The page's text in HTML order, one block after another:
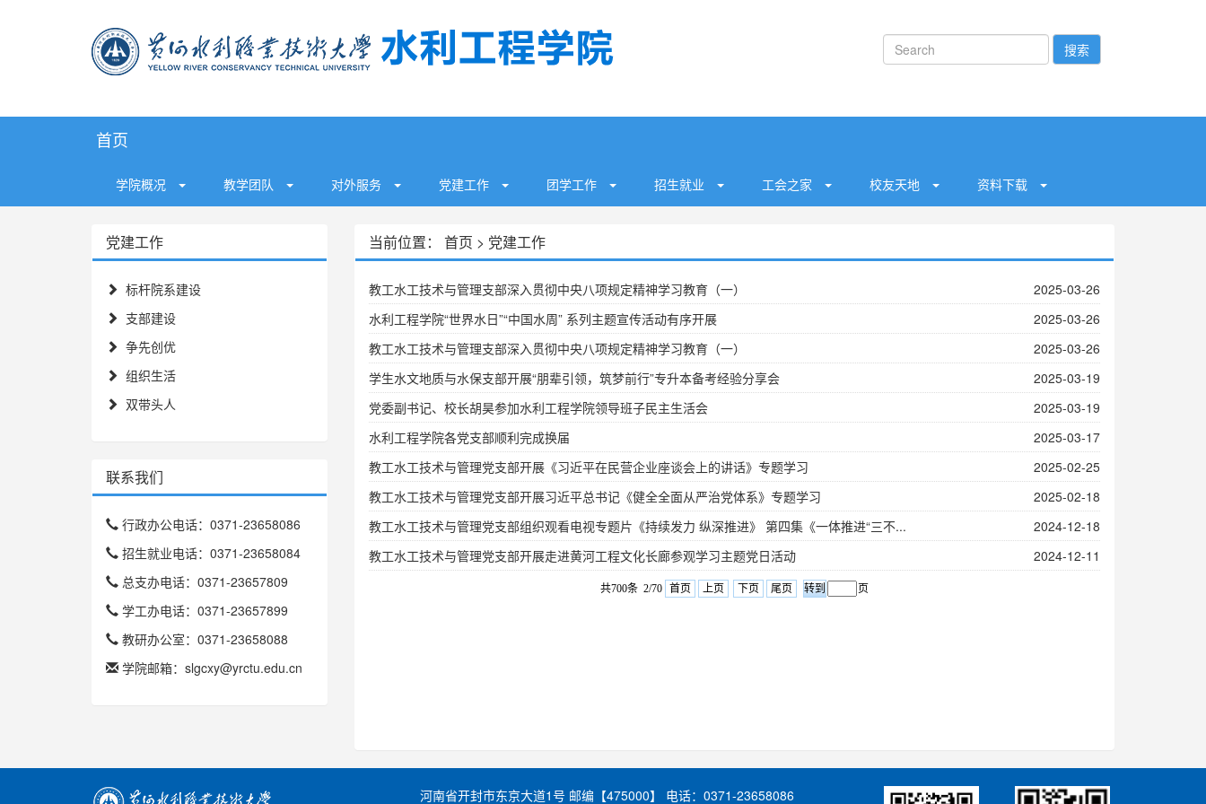
搜索
首页
学院概况 教学团队 对外服务 党建工作 团学工作 招生就业 工会之家 校友天地 资料下载
党建工作
标杆院系建设
支部建设
争先创优
组织生活
双带头人
联系我们
行政办公电话：0371-23658086
招生就业电话：0371-23658084
总支办电话：0371-23657809
学工办电话：0371-23657899
教研办公室：0371-23658088
学院邮箱：slgcxy@yrctu.edu.cn
当前位置： 首页 > 党建工作
教工水工技术与管理支部深入贯彻中央八项规定精神学习教育（一）
2025-03-26
水利工程学院“世界水日”“中国水周” 系列主题宣传活动有序开展
2025-03-26
教工水工技术与管理支部深入贯彻中央八项规定精神学习教育（一）
2025-03-26
学生水文地质与水保支部开展“朋辈引领，筑梦前行”专升本备考经验分享会
2025-03-19
党委副书记、校长胡昊参加水利工程学院领导班子民主生活会
2025-03-19
水利工程学院各党支部顺利完成换届
2025-03-17
教工水工技术与管理党支部开展《习近平在民营企业座谈会上的讲话》专题学习
2025-02-25
教工水工技术与管理党支部开展习近平总书记《健全全面从严治党体系》专题学习
2025-02-18
教工水工技术与管理党支部组织观看电视专题片《持续发力 纵深推进》 第四集《一体推进“三不...
2024-12-18
教工水工技术与管理党支部开展走进黄河工程文化长廊参观学习主题党日活动
2024-12-11
共700条 2/70 首页 上页 下页 尾页 页
河南省开封市东京大道1号 邮编【475000】 电话：0371-23658086